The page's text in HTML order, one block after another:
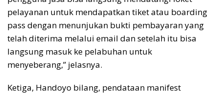
pelayanan untuk mendapatkan tiket atau boarding
pass dengan menunjukan bukti pembayaran yang
telah diterima melalui email dan setelah itu bisa
langsung masuk ke pelabuhan untuk
menyeberang,” jelasnya.
Ketiga, Handoyo bilang, pendataan manifest